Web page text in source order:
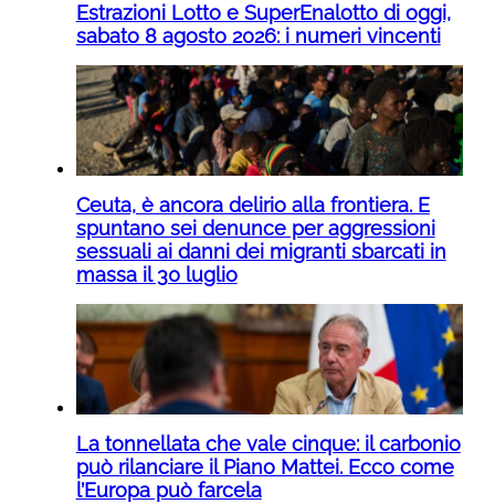
Estrazioni Lotto e SuperEnalotto di oggi,
sabato 8 agosto 2026: i numeri vincenti
Ceuta, è ancora delirio alla frontiera. E
spuntano sei denunce per aggressioni
sessuali ai danni dei migranti sbarcati in
massa il 30 luglio
La tonnellata che vale cinque: il carbonio
può rilanciare il Piano Mattei. Ecco come
l’Europa può farcela